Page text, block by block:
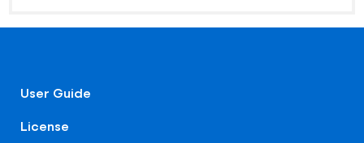
User Guide
License